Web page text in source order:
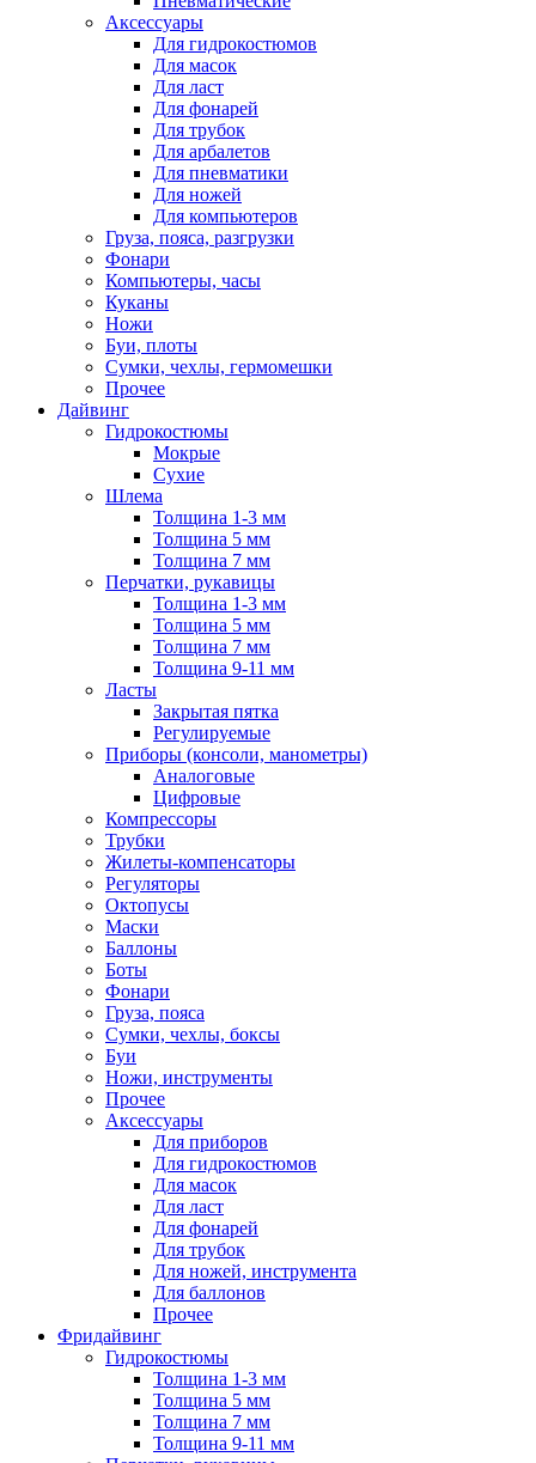
Аксессуары
Для гидрокостюмов
Для масок
Для ласт
Для фонарей
Для трубок
Для арбалетов
Для пневматики
Для ножей
Для компьютеров
Груза, пояса, разгрузки
Фонари
Компьютеры, часы
Куканы
Ножи
Буи, плоты
Сумки, чехлы, гермомешки
Прочее
Дайвинг
Гидрокостюмы
Мокрые
Сухие
Шлема
Толщина 1-3 мм
Толщина 5 мм
Толщина 7 мм
Перчатки, рукавицы
Толщина 1-3 мм
Толщина 5 мм
Толщина 7 мм
Толщина 9-11 мм
Ласты
Закрытая пятка
Регулируемые
Приборы (консоли, манометры)
Аналоговые
Цифровые
Компрессоры
Трубки
Жилеты-компенсаторы
Регуляторы
Октопусы
Маски
Баллоны
Боты
Фонари
Груза, пояса
Сумки, чехлы, боксы
Буи
Ножи, инструменты
Прочее
Аксессуары
Для приборов
Для гидрокостюмов
Для масок
Для ласт
Для фонарей
Для трубок
Для ножей, инструмента
Для баллонов
Прочее
Фридайвинг
Гидрокостюмы
Толщина 1-3 мм
Толщина 5 мм
Толщина 7 мм
Толщина 9-11 мм